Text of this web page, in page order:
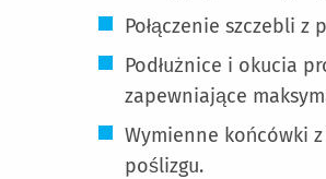
Połączenie szczebli z
Podłużnice i okucia
zapewniające
Wymienne końcówki
poślizgu.